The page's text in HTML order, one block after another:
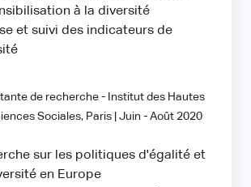
à la diversité
et suivi des indicateurs de
de recherche - Institut des Hautes
Sociales, Paris | Juin - Août 2020
sur les politiques d'égalité et
en Europe